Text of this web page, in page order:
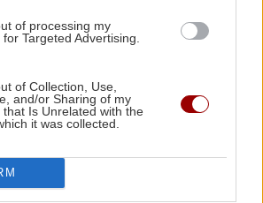
of processing my
Targeted Advertising.
of Collection, Use,
and/or Sharing of my
that Is Unrelated with the
it was collected.
Αναλυτικός οδηγός για
σε 24, 48 και 72 μηνιαίες